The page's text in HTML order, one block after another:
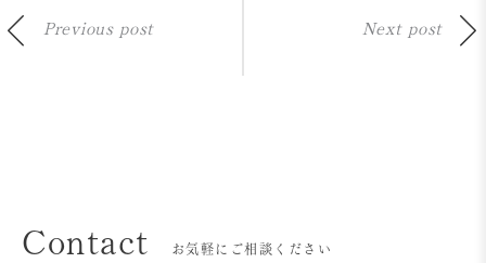
Previous post Next post
Contact お気軽にご相談ください